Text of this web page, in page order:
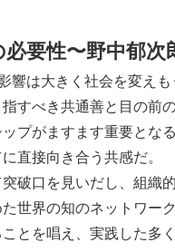
要性〜野中郁次
は大きく社会を変え
すべき共通善と目の前
プがますます重要とな
直接向き合う共感だ。
破口を見いだし、組織
世界の知のネットワー
とを唱え、実践した多